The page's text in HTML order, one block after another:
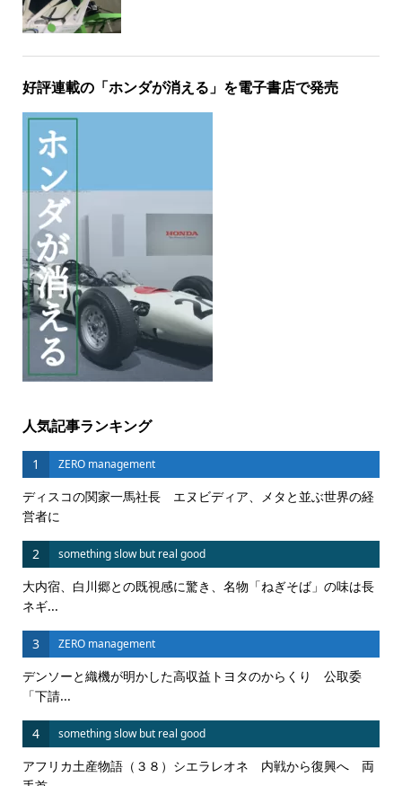
好評連載の「ホンダが消える」を電子書店で発売
人気記事ランキング
1 ZERO management
ディスコの関家一馬社長 エヌビディア、メタと並ぶ世界の経
営者に
2 something slow but real good
大内宿、白川郷との既視感に驚き、名物「ねぎそば」の味は長
ネギ...
3 ZERO management
デンソーと織機が明かした高収益トヨタのからくり 公取委
「下請...
4 something slow but real good
アフリカ土産物語（３８）シエラレオネ 内戦から復興へ 両